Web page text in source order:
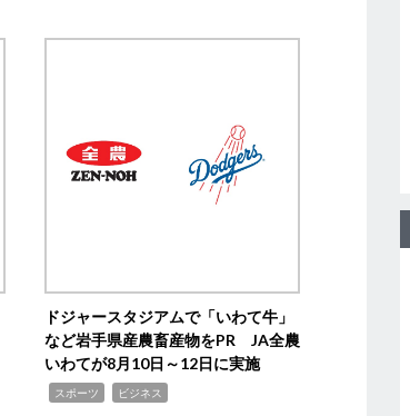
ドジャースタジアムで「いわて牛」
など岩手県産農畜産物をPR JA全農
いわてが8月10日～12日に実施
スポーツ ビジネス